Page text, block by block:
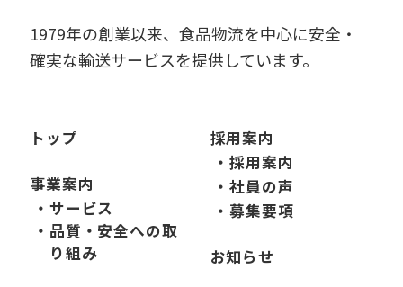
1979年の創業以来、食品物流を中心に安全・
確実な輸送サービスを提供しています。
トップ
事業案内
・サービス
・品質・安全への取
り組み
採用案内
・採用案内
・社員の声
・募集要項
お知らせ